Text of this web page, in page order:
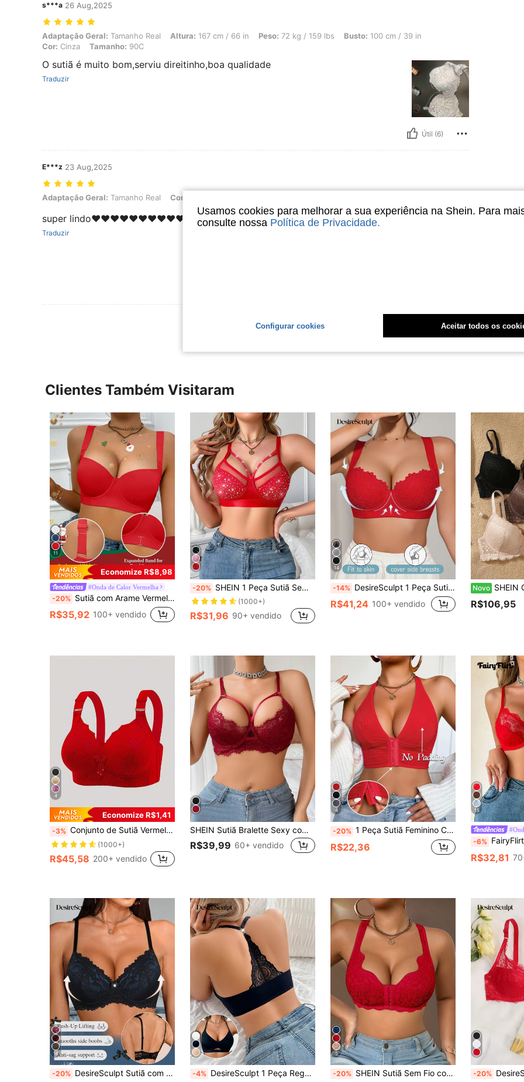
s***a 26 Aug,2025
Adaptação Geral: Tamanho Real, Altura: 167 cm / 66 in, Peso: 72 kg / 159 lbs, Busto: 100 cm / 39 in, Cor: Cinza, Tamanho: 90C
Adaptação Geral: Tamanho Real Altura: 167 cm / 66 in Peso: 72 kg / 159 lbs Busto: 100 cm / 39 in
Cor: Cinza Tamanho: 90C
O sutiã é muito bom,serviu direitinho,boa qualidade
Traduzir
Útil (6)
E***z 23 Aug,2025
Adaptação Geral: Tamanho Real, Cor: Preto, Tamanho: 85B
Adaptação Geral: Tamanho Real Cor:
super lindo❤️❤️❤️❤️❤️❤️❤️❤️❤️❤️❤️❤️❤️
Traduzir
Clientes Também Visitaram
11
Economize R$8,98
#Onda de Calor Vermelha
-20% Sutiã com Arame Vermelho Peach Girl com Armação, Adequado para Mulheres - Realce de Busto, Elevação, Apoio Lateral, Sexy e Confortável, Versátil na Moda, Presente de Férias
R$35,92 100+ vendido
-20% SHEIN 1 Peça Sutiã Sem Fio de Seda de Leite com Decoração de Strass para Mulheres
(1000+)
R$31,96 90+ vendido
14
-14% DesireSculpt 1 Peça Sutiã Acolchoado Sem Fio com Alça Ajustável e Barra de Renda Macia e Confortável para Mulheres, Lingerie Presente do Dia dos Namorados
R$41,24 100+ vendido
Novo SHEIN Conjunto de 3 Peças
R$106,95
4
Economize R$1,41
-3% Conjunto de Sutiã Vermelho Sem Fio de Renda Sexy Feminino, Levanta e Realça o Busto, Exibe Lingerie de Natal Anti-Flacidez para Mulheres Pequenas
(1000+)
R$45,58 200+ vendido
SHEIN Sutiã Bralette Sexy com Alças Finas e Recortes em Renda de Cor Sólida
R$39,99 60+ vendido
4
-20% 1 Peça Sutiã Feminino Confortável com Decote Halter e Fechamento Frontal, Sem Arame, Sem Bojo
R$22,36
15
-6% FairyFlirt Sutiã Push-
R$32,81
18
-20% DesireSculpt Sutiã com Alças Finas, Renda Recortada e Contraste de Cores com Armação para Mulheres -4% DesireSculpt 1 Peça Regata Feminina Sem Costura, Halter, Decote Sexy, Vazada, Com Bojo, Adequada para Uso Externo
5
-20% SHEIN Sutiã Sem Fio com Fechamento Frontal Feminino, 1 Peça -20% DesireSculpt
Usamos cookies para melhorar a sua experiência na Shein. Para
consulte nossa Política de Privacidade.
Configurar cookies Aceitar todos os